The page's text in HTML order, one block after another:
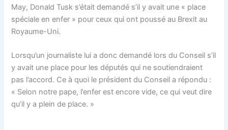
May, Donald Tusk s’était demandé s’il y avait une « place
spéciale en enfer » pour ceux qui ont poussé au Brexit au
Royaume-Uni.
Lorsqu’un journaliste lui a donc demandé lors du Conseil s’il
y avait une place pour les députés qui ne soutiendraient
pas l’accord. Ce à quoi le président du Conseil a répondu :
« Selon notre pape, l’enfer est encore vide, ce qui veut dire
qu’il y a plein de place. »